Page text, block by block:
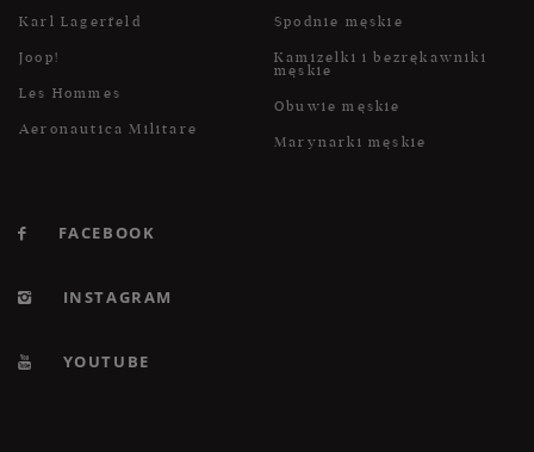
Karl Lagerfeld
Joop!
Les Hommes
Aeronautica Militare
Spodnie męskie
Kamizelki i bezrękawniki
męskie
Obuwie męskie
Marynarki męskie
FACEBOOK
INSTAGRAM
YOUTUBE